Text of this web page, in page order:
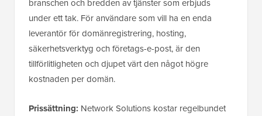
branschen och bredden av tjänster som erbjuds
under ett tak. För användare som vill ha en enda
leverantör för domänregistrering, hosting,
säkerhetsverktyg och företags-e-post, är den
tillförlitligheten och djupet värt den något högre
kostnaden per domän.
Prissättning: Network Solutions kostar regelbundet